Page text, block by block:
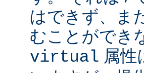
はできず、ま
むことができ
virtual 属性